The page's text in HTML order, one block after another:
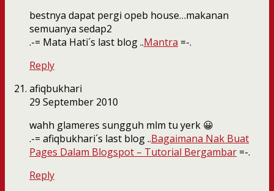
bestnya dapat pergi opeb house…makanan
semuanya sedap2
.-= Mata Hati´s last blog ..Mantra =-.
Reply
afiqbukhari
29 September 2010
wahh glameres sungguh mlm tu yerk 😀
.-= afiqbukhari´s last blog ..Bagaimana Nak Buat
Pages Dalam Blogspot – Tutorial Bergambar =-.
Reply